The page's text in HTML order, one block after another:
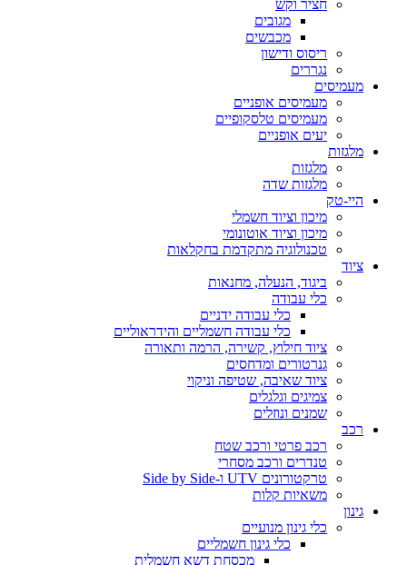
חציר וקש
מגובים
מכבשים
ריסוס ודישון
נגררים
מעמיסים
מעמיסים אופניים
מעמיסים טלסקופיים
יעים אופניים
מלגזות
מלגזות
מלגזות שדה
היי-טק
מיכון וציוד חשמלי
מיכון וציוד אוטונומי
טכנולוגיה מתקדמת בחקלאות
ציוד
ביגוד, הנעלה, מחנאות
כלי עבודה
כלי עבודה ידניים
כלי עבודה חשמליים והידראוליים
ציוד חילוץ, קשירה, הרמה ותאורה
גנרטורים ומדחסים
ציוד שאיבה, שטיפה וניקוי
צמיגים וגלגלים
שמנים ונוזלים
רכב
רכב פרטי ורכב שטח
טנדרים ורכב מסחרי
טרקטורונים UTV ו-Side by Side
משאיות קלות
גינון
כלי גינון מנועיים
כלי גינון חשמליים
מכסחת דשא חשמלית